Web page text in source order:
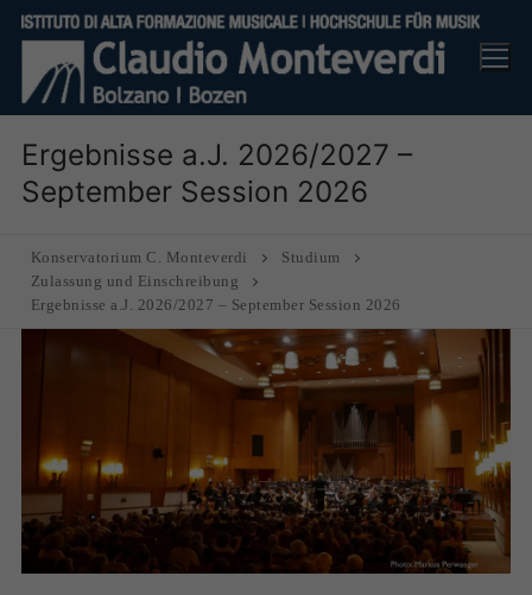
Skip
content
Ergebnisse a.J. 2026/2027 –
September Session 2026
Konservatorium C. Monteverdi
Studium
Zulassung und Einschreibung
Ergebnisse a.J. 2026/2027 – September Session 2026